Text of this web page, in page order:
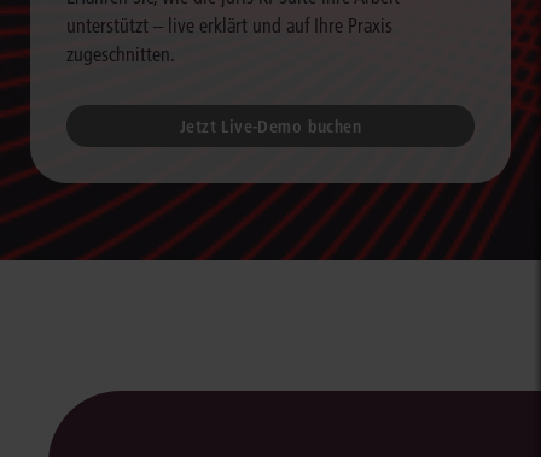
unterstützt – live erklärt und auf Ihre Praxis
zugeschnitten.
Jetzt Live-Demo buchen